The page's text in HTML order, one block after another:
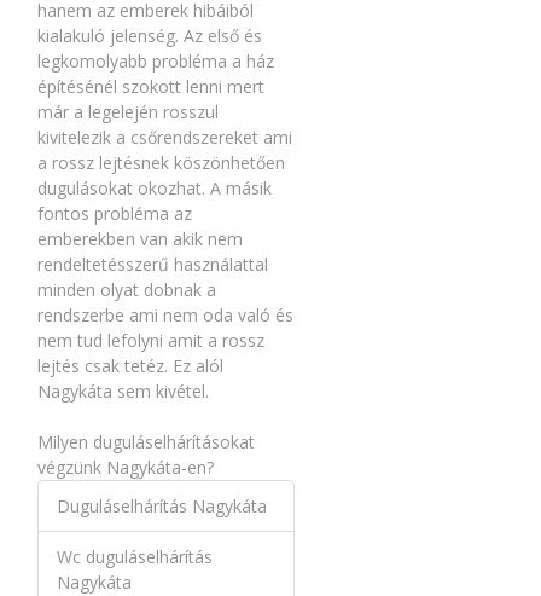
hanem az emberek hibáiból
kialakuló jelenség. Az első és
legkomolyabb probléma a ház
építésénél szokott lenni mert
már a legelején rosszul
kivitelezik a csőrendszereket ami
a rossz lejtésnek köszönhetően
dugulásokat okozhat. A másik
fontos probléma az
emberekben van akik nem
rendeltetésszerű használattal
minden olyat dobnak a
rendszerbe ami nem oda való és
nem tud lefolyni amit a rossz
lejtés csak tetéz. Ez alól
Nagykáta sem kivétel.
Milyen duguláselhárításokat
végzünk Nagykáta-en?
Duguláselhárítás Nagykáta
Wc duguláselhárítás
Nagykáta